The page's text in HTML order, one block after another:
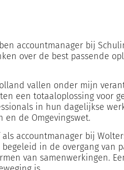
accountmanager bij
over de best passende
vallen onder mijn
een totaaloplossing voor
in hun dagelijkse
en de Omgevingswet.
accountmanager bij
in de overgang van
van samenwerkingen.